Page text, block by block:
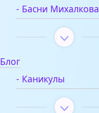
- Басни Михалкова
Блог
- Каникулы